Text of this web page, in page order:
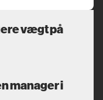
vægt på
manager i